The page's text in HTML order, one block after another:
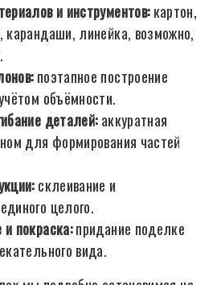
и инструментов:картон,
линейка, возможно,
поэтапное построение
объёмности.
деталей:аккуратная
для формирования частей
склеивание и
целого.
покраска:придание поделке
вида.